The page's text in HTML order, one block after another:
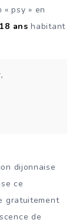
psy » en
ans habitant
dijonnaise
ce
gratuitement
de